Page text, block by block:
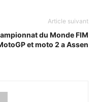
Article suivant
du Monde FIM
et moto 2 a Assen